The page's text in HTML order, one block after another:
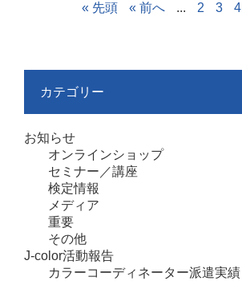
« 先頭 « 前へ ... 2 3 4
カテゴリー
お知らせ
オンラインショップ
セミナー／講座
検定情報
メディア
重要
その他
J-color活動報告
カラーコーディネーター派遣実績